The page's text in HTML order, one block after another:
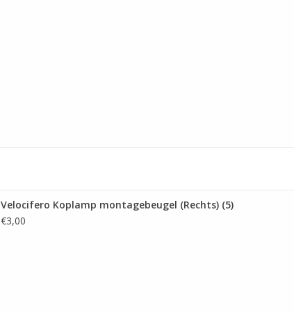
Velocifero Koplamp montagebeugel (Rechts) (5)
€3,00